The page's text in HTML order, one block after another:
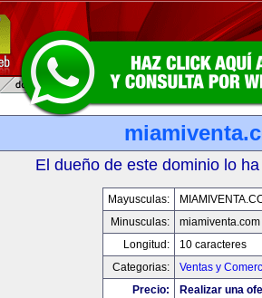
El dueño de este dominio lo
Mayusculas:
Minusculas:
miamiventa.com
Longitud:
10 caracteres
Categorias:
Ventas y
Precio:
Realizar una